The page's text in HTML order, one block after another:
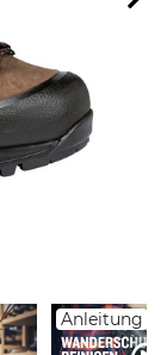
Anleitung